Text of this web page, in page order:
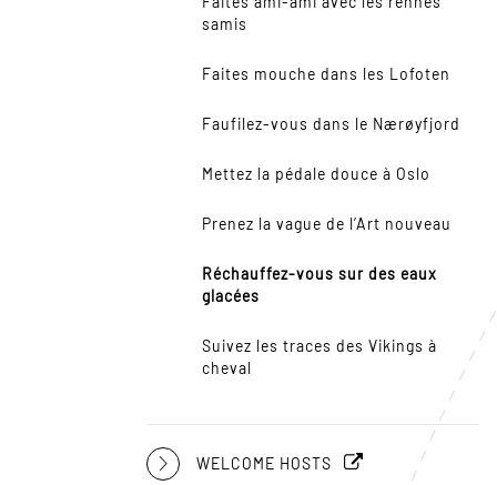
samis
Faites mouche dans les Lofoten
Faufilez-vous dans le Nærøyfjord
Mettez la pédale douce à Oslo
Prenez la vague de l’Art nouveau
Réchauffez-vous sur des eaux
glacées
Suivez les traces des Vikings à
cheval
WELCOME HOSTS